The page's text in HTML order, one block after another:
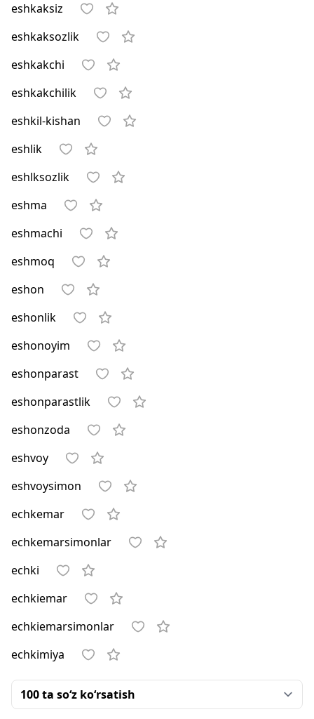
eshkaksiz
eshkaksozlik
eshkakchi
eshkakchilik
eshkil-kishan
eshlik
eshlksozlik
eshma
eshmachi
eshmoq
eshon
eshonlik
eshonoyim
eshonparast
eshonparastlik
eshonzoda
eshvoy
eshvoysimon
echkemar
echkemarsimonlar
echki
echkiemar
echkiemarsimonlar
echkimiya